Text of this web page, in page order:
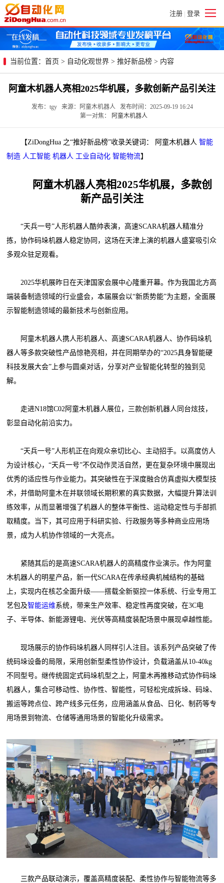
注册 | 登录
当前位置： 首页 > 自动化观世界 > 推好新品榜 > 内容
阿童木机器人亮相2025华机展，多款创新产品引关注
发布：tgy 来源：阿童木机器人 发布时间：2025-09-19 16:24
第一对焦：
阿童木机器人
【ZiDongHua 之“推好新品榜”收录关键词： 阿童木机器人智能
制造 人工智能 机器人 工业自动化 智能物流】
阿童木机器人亮相2025华机展，多款创
新产品引关注
“天兵一号”人形机器人酷帅表演，高速SCARA机器人精准分
拣，协作码垛机器人稳定协同，这场在天津上演的机器人盛宴吸引众
多观众驻足观看。
2025华机展昨日在天津国家会展中心隆重开幕。作为我国北方高
端装备制造领域的行业盛会，本届展会以“新质势能”为主题，全面展
示智能制造领域的最新技术与创新应用。
阿童木机器人携人形机器人、高速SCARA机器人、协作码垛机
器人等多款突破性产品惊艳亮相，并在同期举办的“2025具身智能硬
科技发展大会”上参与圆桌对话，分享对产业智能化转型的独到见
解。
走进N18馆C02阿童木机器人展位，三款创新机器人同台炫技，
彰显自动化前沿实力。
“天兵一号”人形机正在向观众亲切比心、主动招手。以高度仿人
为设计核心，“天兵一号”不仅动作灵活自然，更在复杂环境中展现出
优秀的适应性与作业能力。其突破性在于深度融合仿真虚拟大模型技
术，并借助阿童木在并联领域长期积累的真实数据，大幅提升算法训
练效率，从而显著增强了机器人的整体平衡性、运动稳定性与手部抓
取精度。当下，其可应用于科研实验、行政服务等多种商业应用场
景，成为人机协作领域的一大亮点。
紧随其后的是高速SCARA机器人的高精度作业演示。作为阿童
木机器人的明星产品，新一代SCARA在传承经典机械结构的基础
上，实现内在核芯全面升级——搭载全新驱控一体系统、行业专用工
艺包及智能运维系统，带来生产效率、稳定性再度突破，在3C电
子、半导体、新能源锂电、光伏等高精度装配场景中展现卓越性能。
现场展示的协作码垛机器人同样引人注目。该系列产品突破了传
统码垛设备的局限，采用创新型柔性协作设计，负载涵盖从10-40kg
不同型号。继传统固定式码垛机型之上，阿童木再推移动式协作码垛
机器人，集合可移动性、协作性、智能性，可轻松完成拆垛、码垛、
搬运等跨点位、跨产线多元任务，应用涵盖从食品、日化、制药等专
用场景到物流、仓储等通用场景的智能化升级需求。
三款产品联动演示，覆盖高精度装配、柔性协作与智能物流等多